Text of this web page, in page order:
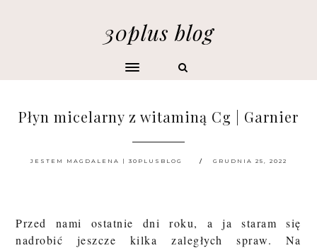
30plus blog
Płyn micelarny z witaminą Cg | Garnier
JESTEM MAGDALENA | 30PLUSBLOG GRUDNIA 25, 2022
Przed nami ostatnie dni roku, a ja staram się
nadrobić jeszcze kilka zaległych spraw. Na